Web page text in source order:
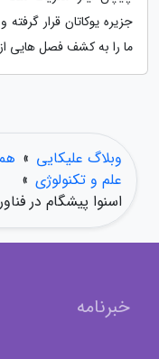
جزیره یوکاتان قرار
ما را به کشف فصل هایی
وبلاگ علیکایی »
علم و تکنولوژی »
اسنوا پیشگام در
خبرنامه